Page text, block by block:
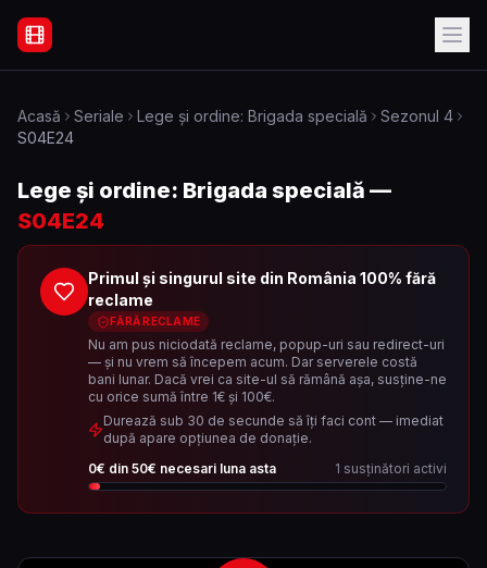
Filme Online Subtitrate - Acasă
Acasă Seriale Lege și ordine: Brigada specială Sezonul 4
S04E24
Lege și ordine: Brigada specială —
S04E24
Primul și singurul site din România 100% fără
reclame
FĂRĂ RECLAME
Nu am pus niciodată reclame, popup-uri sau redirect-uri
— și nu vrem să începem acum. Dar serverele costă
bani lunar. Dacă vrei ca site-ul să rămână așa, susține-ne
cu orice sumă între 1€ și 100€.
Durează sub 30 de secunde să îți faci cont — imediat
după apare opțiunea de donație.
0€ din 50€ necesari luna asta 1 susținători activi